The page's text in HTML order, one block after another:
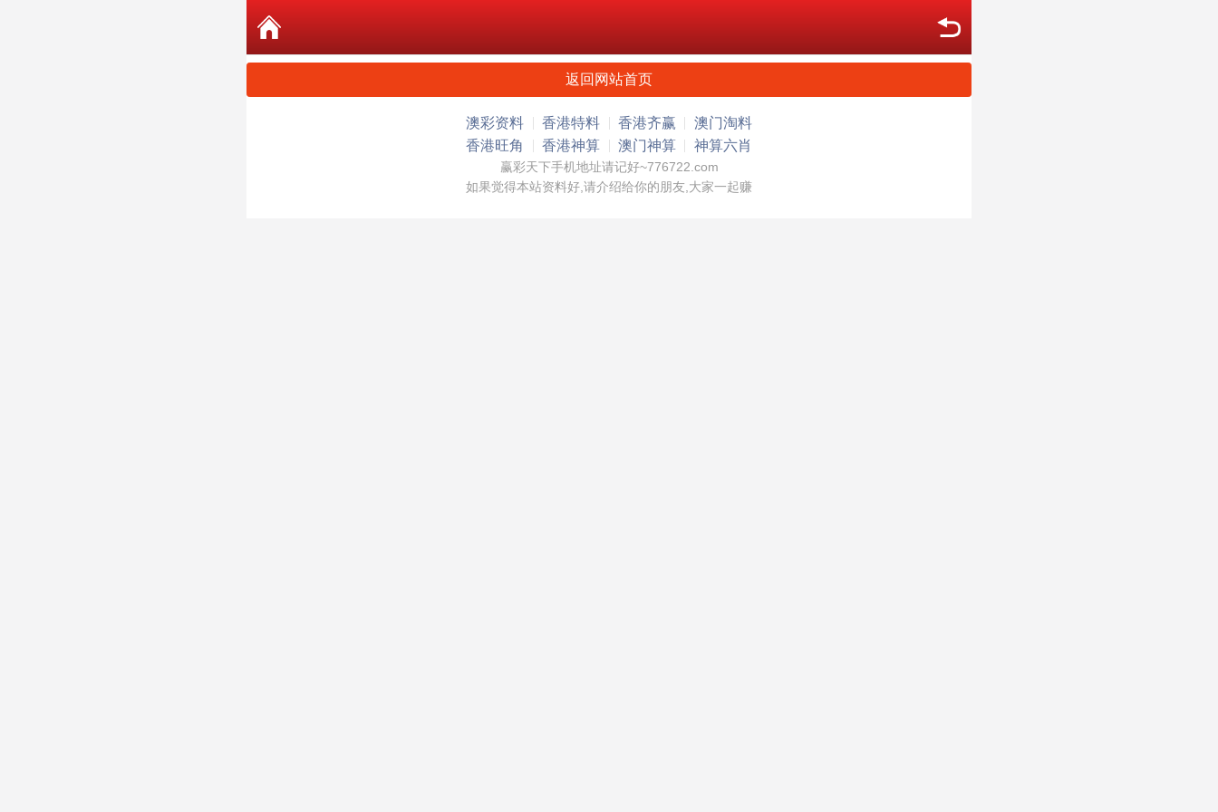
返回网站首页
澳彩资料 香港特料 香港齐赢
澳门淘料
香港旺角
香港神算 澳门神算 神算六肖
赢彩天下手机地址请记好~776722.com
如果觉得本站资料好,请介绍给你的朋友,大家一起赚